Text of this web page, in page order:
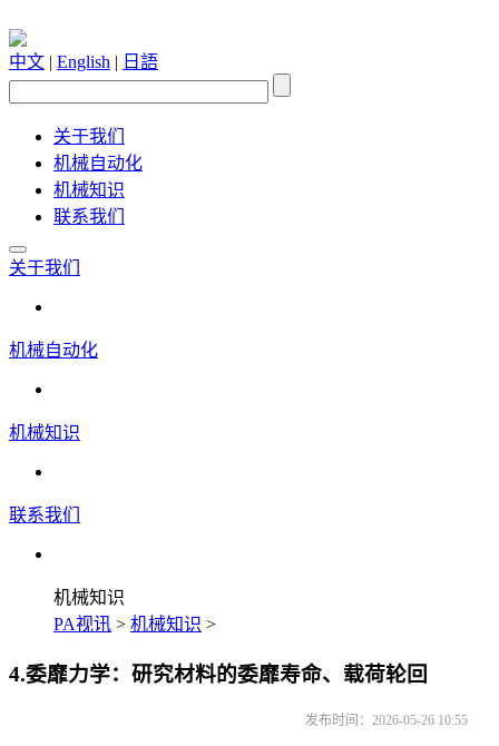
中文 | English | 日語
关于我们
机械自动化
机械知识
联系我们
关于我们
机械自动化
机械知识
联系我们
机械知识
PA视讯 > 机械知识 >
4.委靡力学：研究材料的委靡寿命、载荷轮回
发布时间：2026-05-26 10:55